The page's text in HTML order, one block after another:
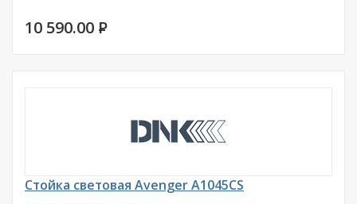
10 590.00 P
Стойка световая Avenger A1045CS